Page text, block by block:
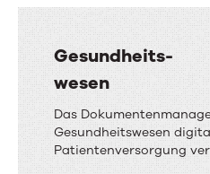
Gesundheits-
wesen
Das
Gesundheitswesen
Patientenversorgung